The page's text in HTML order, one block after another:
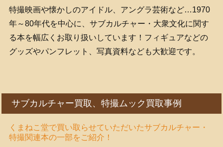
特撮映画や懐かしのアイドル、アングラ芸術など…1970
年～80年代を中心に、サブカルチャー・大衆文化に関す
る本を幅広くお取り扱いしています！フィギュアなどの
グッズやパンフレット、写真資料なども大歓迎です。
サブカルチャー買取、特撮ムック買取事例
くまねこ堂で買い取らせていただいたサブカルチャー・
特撮関連本の一部をご紹介！